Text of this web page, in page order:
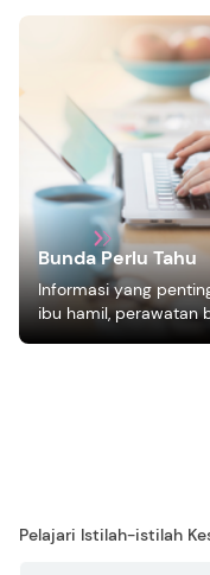
Bunda Perlu Tahu
Informasi yang
ibu hamil, perawatan
mengasuh anak
Pelajari Istilah-istilah